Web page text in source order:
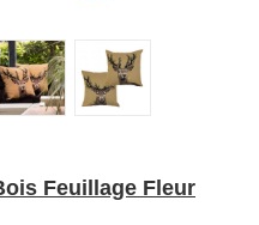
Feuillage Fleur